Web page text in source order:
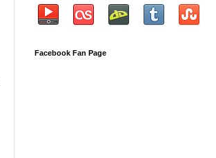
Facebook Fan Page